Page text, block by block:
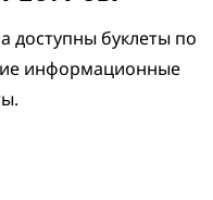
доступны буклеты по
информационные